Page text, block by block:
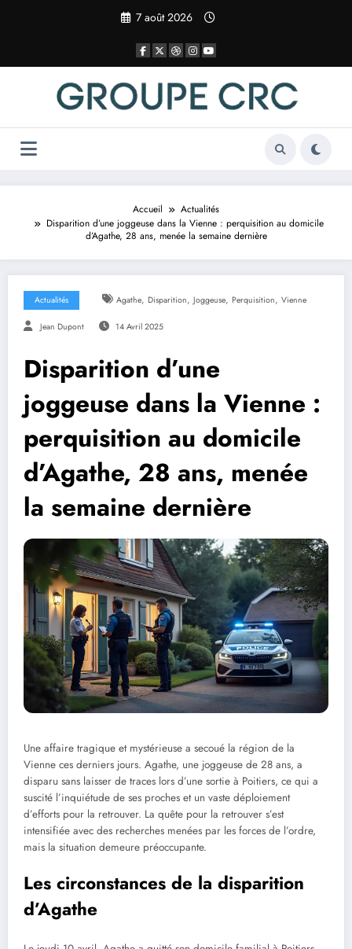
7 août 2026
Accueil
Actualités
Disparition d’une joggeuse dans la Vienne : perquisition au domicile
d’Agathe, 28 ans, menée la semaine dernière
Actualités Agathe, Disparition, Joggeuse, Perquisition, Vienne
Jean Dupont 14 Avril 2025
Disparition d’une
joggeuse dans la Vienne :
perquisition au domicile
d’Agathe, 28 ans, menée
la semaine dernière
Une affaire tragique et mystérieuse a secoué la région de la
Vienne ces derniers jours. Agathe, une joggeuse de 28 ans, a
disparu sans laisser de traces lors d’une sortie à Poitiers, ce qui a
suscité l’inquiétude de ses proches et un vaste déploiement
d’efforts pour la retrouver. La quête pour la retrouver s’est
intensifiée avec des recherches menées par les forces de l’ordre,
mais la situation demeure préoccupante.
Les circonstances de la disparition
d’Agathe